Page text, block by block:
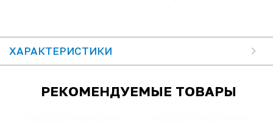
ХАРАКТЕРИСТИКИ
РЕКОМЕНДУЕМЫЕ ТОВАРЫ